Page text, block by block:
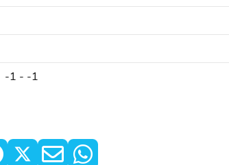
-1 - -1